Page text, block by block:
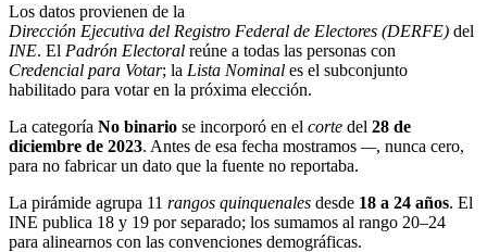
Los datos provienen de la
Dirección Ejecutiva del Registro Federal de Electores (DERFE) del
INE. El Padrón Electoral reúne a todas las personas con
Credencial para Votar; la Lista Nominal es el subconjunto
habilitado para votar en la próxima elección.
La categoría No binario se incorporó en el corte del 28 de
diciembre de 2023. Antes de esa fecha mostramos —, nunca cero,
para no fabricar un dato que la fuente no reportaba.
La pirámide agrupa 11 rangos quinquenales desde 18 a 24 años. El
INE publica 18 y 19 por separado; los sumamos al rango 20–24
para alinearnos con las convenciones demográficas.